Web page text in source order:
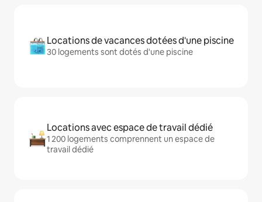
Locations de vacances dotées d'une piscine
30 logements sont dotés d'une piscine
Locations avec espace de travail dédié
1 200 logements comprennent un espace de
travail dédié